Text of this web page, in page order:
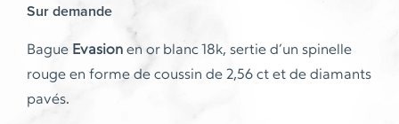
Sur demande
Bague Evasion en or blanc 18k, sertie d’un spinelle
rouge en forme de coussin de 2,56 ct et de diamants
pavés.